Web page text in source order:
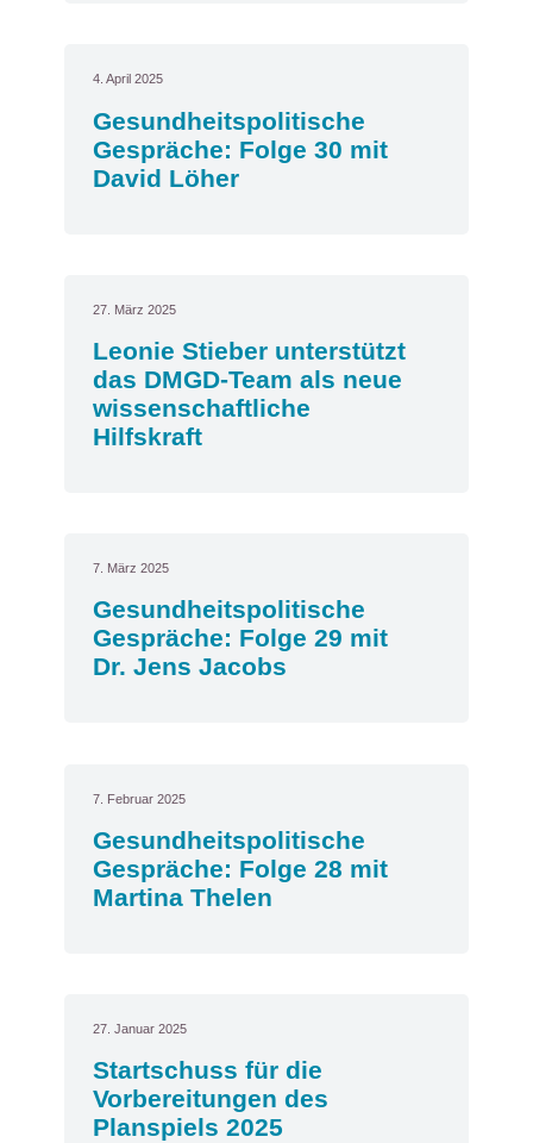
4. April 2025
Gesundheitspolitische
Gespräche: Folge 30 mit
David Löher
27. März 2025
Leonie Stieber unterstützt
das DMGD-Team als neue
wissenschaftliche
Hilfskraft
7. März 2025
Gesundheitspolitische
Gespräche: Folge 29 mit
Dr. Jens Jacobs
7. Februar 2025
Gesundheitspolitische
Gespräche: Folge 28 mit
Martina Thelen
27. Januar 2025
Startschuss für die
Vorbereitungen des
Planspiels 2025